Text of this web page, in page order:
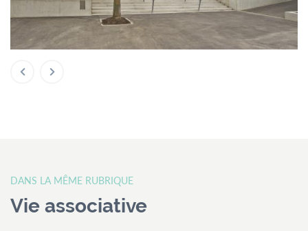
DANS LA MÊME RUBRIQUE
Vie associative